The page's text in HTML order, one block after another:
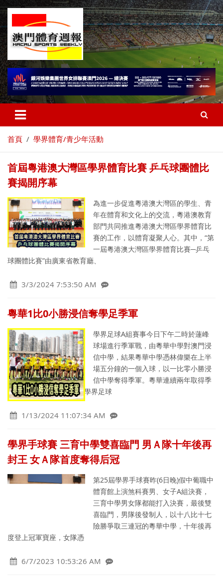
首頁 學界體育/青少年活動
首屆粵港澳大灣區學界體育比賽 乒乓球團體比
賽揭開序幕
為進一步促進粵港澳大灣區的學生、青
年在體育和文化上的交流，粵港澳教育
部門共同推進粵港澳大灣區學界體育比
賽的工作，以體育凝聚人心。其中，“第
一屆粵港澳大灣區學界體育比賽─乒乓
球團體比賽”由廣東省教育廳、
3/3/2024 7:53:50 AM
粵華1比0小勝浸信奪學足季軍
學界足球A組賽事今日下午二時於蓮峰
球場進行季軍戰，由粵華中學對澳門浸
信中學，結果粵華中學憑林偉樂在上半
場五分鐘的一個入球，以一比零小勝浸
信中學奪得季軍。粵華連續兩年取得季
軍。浸信只能屈居殿軍。學界足球
1/13/2024 11:07:34 AM
學界手球賽 三育中學雙喜臨門 男Ａ隊十年後再
封王 女Ａ隊首度奪得后冠
第25屆學界手球賽昨(6日晚)假中葡職中
體育館上演煞科賽男、女子A組決賽，
三育中學男女隊都能打入決賽，最後雙
喜臨門，男隊後發制人，以十八比十七
險勝爭取三連冠的粵華中學，十年後再
度登上冠軍寶座，女隊憑
6/7/2023 10:53:26 AM